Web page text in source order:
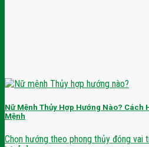
Nữ Mệnh Thủy Hợp Hướng Nào? Cách
Mệnh
Chọn hướng theo phong thủy đóng vai